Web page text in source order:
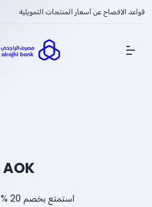
قواعد الافصاح عن أسعار المنتجات التمويلية
Show Menu
AOK
استمتع بخصم % 20